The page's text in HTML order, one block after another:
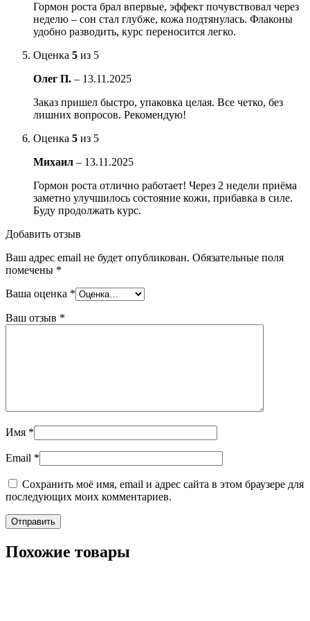
Гормон роста брал впервые, эффект почувствовал через
неделю – сон стал глубже, кожа подтянулась. Флаконы
удобно разводить, курс переносится легко.
Оценка 5 из 5
Олег П. – 13.11.2025
Заказ пришел быстро, упаковка целая. Все четко, без
лишних вопросов. Рекомендую!
Оценка 5 из 5
Михаил – 13.11.2025
Гормон роста отлично работает! Через 2 недели приёма
заметно улучшилось состояние кожи, прибавка в силе.
Буду продолжать курс.
Добавить отзыв
Ваш адрес email не будет опубликован. Обязательные поля
помечены *
Ваша оценка *
Ваш отзыв *
Имя *
Email *
Сохранить моё имя, email и адрес сайта в этом браузере для
последующих моих комментариев.
Похожие товары